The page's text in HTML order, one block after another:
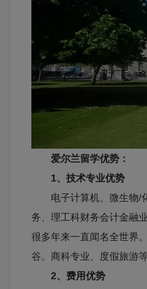
爱尔兰留学优势：
1、技术专业优势
电子计算机、微生物/
务、理工科财务会计金融
很多年来一直闻名全世界
谷。商科专业、度假旅游
2、费用优势